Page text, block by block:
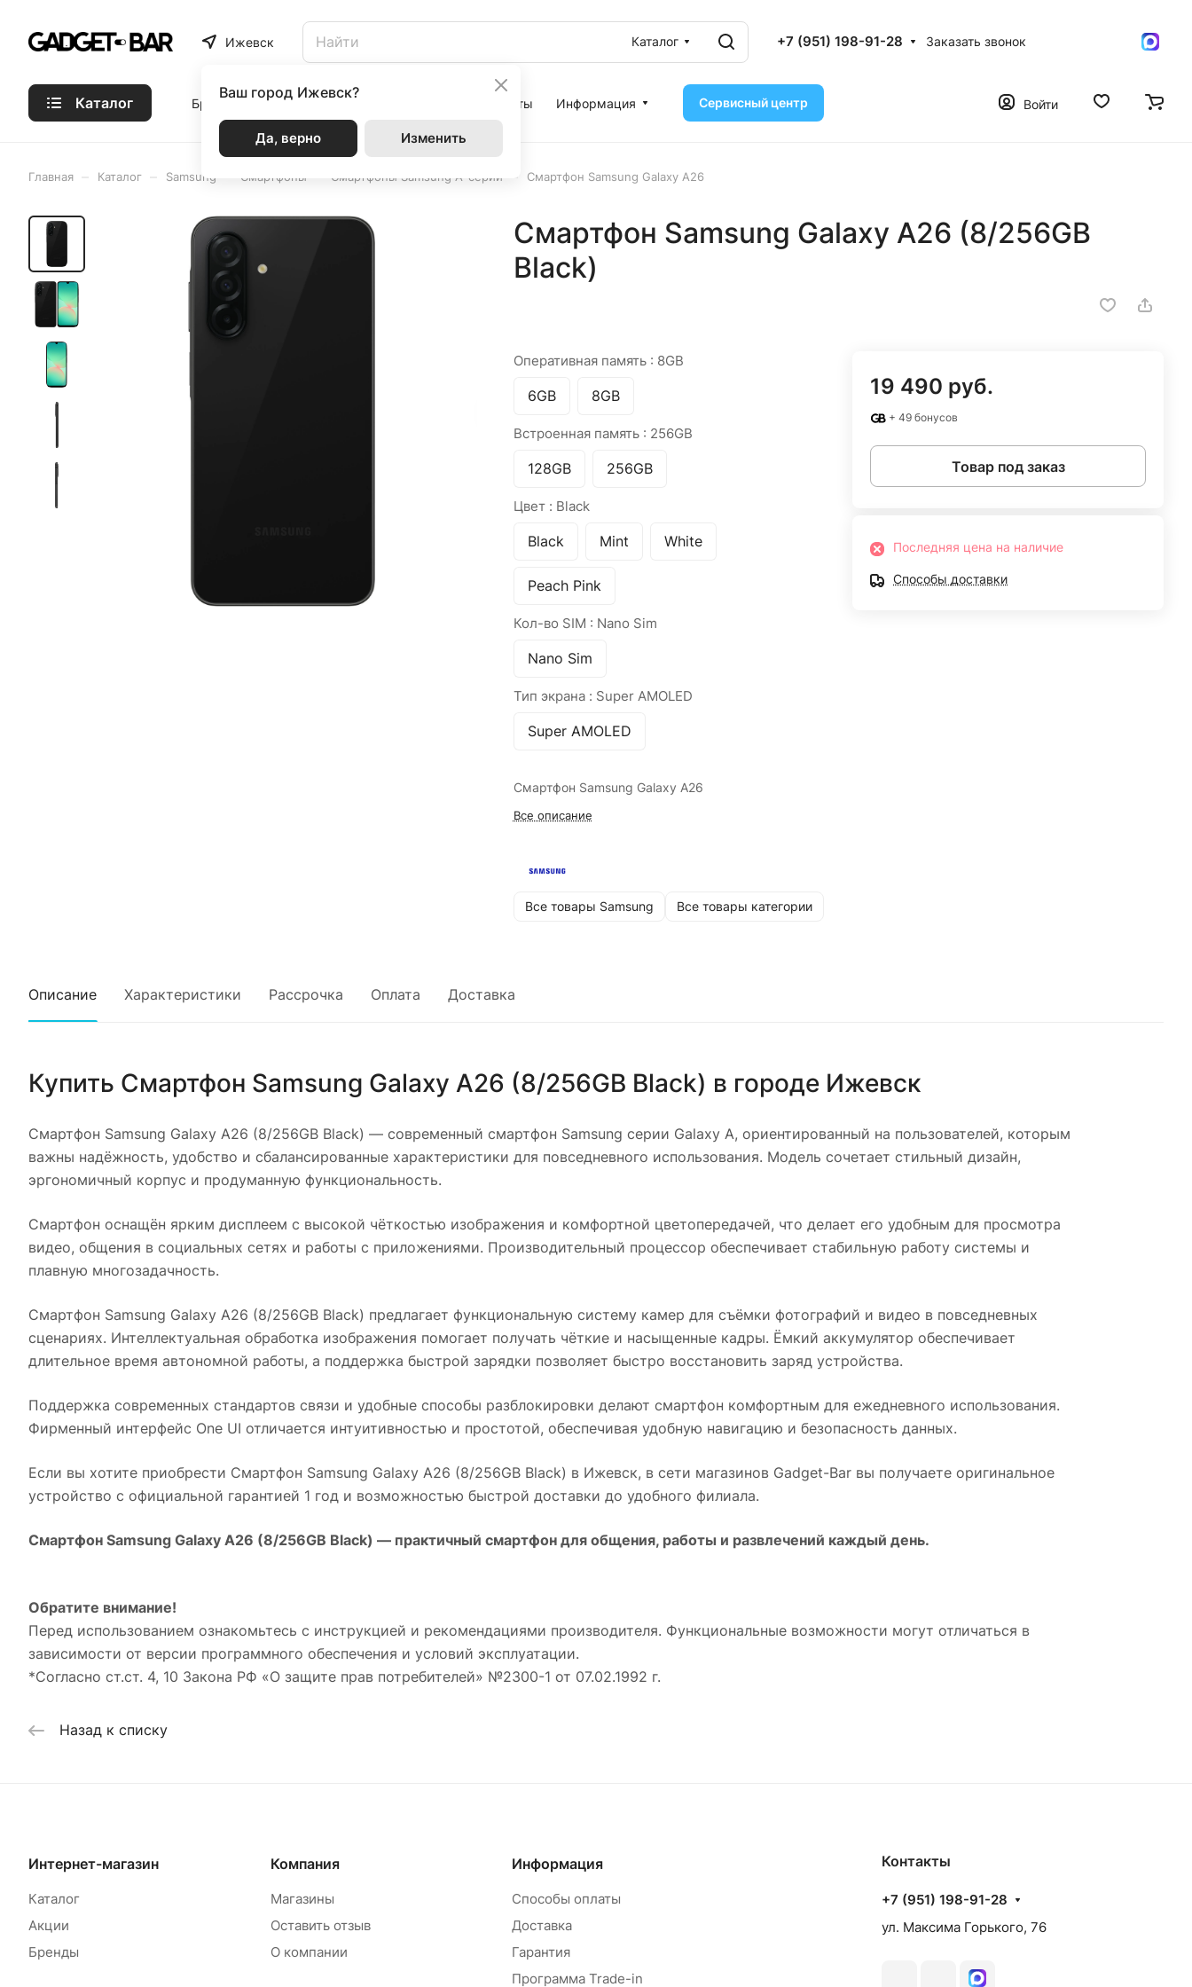
Ижевск
Ваш город Ижевск?
Да, верно Изменить
Каталог +7 (951) 198-91-28 Заказать звонок
Каталог Бренды Статьи Акции Контакты Информация Сервисный центр Войти
Главная Каталог Samsung Смартфоны Смартфоны Samsung A-серии – Смартфон Samsung Galaxy A26
Смартфон Samsung Galaxy A26 (8/256GB
Black)
Оперативная память : 8GB
6GB 8GB
Встроенная память : 256GB
128GB 256GB
Цвет : Black
Black Mint White
Peach Pink
Кол-во SIM : Nano Sim
Nano Sim
Тип экрана : Super AMOLED
Super AMOLED
Смартфон Samsung Galaxy A26
Все описание
Все товары Samsung Все товары категории
19 490 руб.
+ 49 бонусов
Товар под заказ
Последняя цена на наличие
Способы доставки
Описание Характеристики Рассрочка Оплата Доставка
Купить Смартфон Samsung Galaxy A26 (8/256GB Black) в городе Ижевск
Смартфон Samsung Galaxy A26 (8/256GB Black) — современный смартфон Samsung серии Galaxy A, ориентированный на пользователей, которым
важны надёжность, удобство и сбалансированные характеристики для повседневного использования. Модель сочетает стильный дизайн,
эргономичный корпус и продуманную функциональность.
Смартфон оснащён ярким дисплеем с высокой чёткостью изображения и комфортной цветопередачей, что делает его удобным для просмотра
видео, общения в социальных сетях и работы с приложениями. Производительный процессор обеспечивает стабильную работу системы и
плавную многозадачность.
Смартфон Samsung Galaxy A26 (8/256GB Black) предлагает функциональную систему камер для съёмки фотографий и видео в повседневных
сценариях. Интеллектуальная обработка изображения помогает получать чёткие и насыщенные кадры. Ёмкий аккумулятор обеспечивает
длительное время автономной работы, а поддержка быстрой зарядки позволяет быстро восстановить заряд устройства.
Поддержка современных стандартов связи и удобные способы разблокировки делают смартфон комфортным для ежедневного использования.
Фирменный интерфейс One UI отличается интуитивностью и простотой, обеспечивая удобную навигацию и безопасность данных.
Если вы хотите приобрести Смартфон Samsung Galaxy A26 (8/256GB Black) в Ижевск, в сети магазинов Gadget-Bar вы получаете оригинальное
устройство с официальной гарантией 1 год и возможностью быстрой доставки до удобного филиала.
Смартфон Samsung Galaxy A26 (8/256GB Black) — практичный смартфон для общения, работы и развлечений каждый день.
Обратите внимание!
Перед использованием ознакомьтесь с инструкцией и рекомендациями производителя. Функциональные возможности могут отличаться в
зависимости от версии программного обеспечения и условий эксплуатации.
*Согласно ст.ст. 4, 10 Закона РФ «О защите прав потребителей» №2300-1 от 07.02.1992 г.
Назад к списку
Интернет-магазин
Каталог
Акции
Бренды
Компания
Магазины
Оставить отзыв
О компании
Информация
Способы оплаты
Доставка
Гарантия
Программа Trade-in
Контакты
+7 (951) 198-91-28
ул. Максима Горького, 76